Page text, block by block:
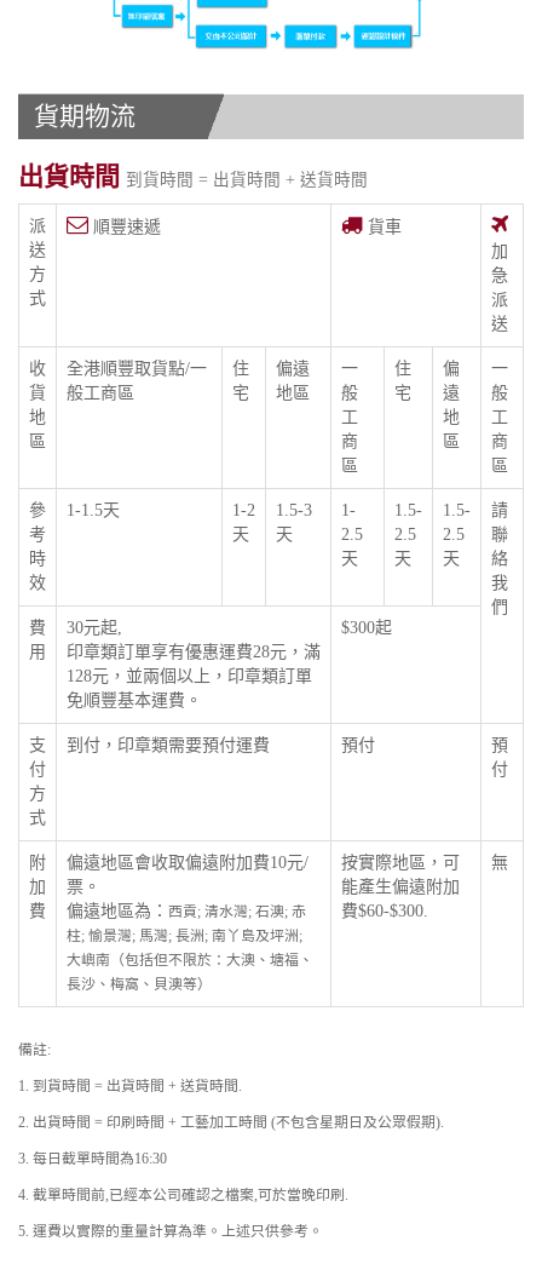
貨期物流
出貨時間 到貨時間 = 出貨時間 + 送貨時間
派
送
方
式
順豐速遞
貨車
加
急
派
送
收
貨
地
區
全港順豐取貨點/一
般工商區
住
宅
偏遠
地區
一
般
工
商
區
住
宅
偏
遠
地
區
一
般
工
商
區
參
考
時
效
1-1.5天
1-2
天
1.5-3
天
1-
2.5
天
1.5-
2.5
天
1.5-
2.5
天
請
聯
絡
我
們
費
用
30元起,
印章類訂單享有優惠運費28元，滿
128元，並兩個以上，印章類訂單
免順豐基本運費。
$300起
支
付
方
式
到付，印章類需要預付運費 預付
預
付
附
加
費
偏遠地區會收取偏遠附加費10元/
票。
偏遠地區為： 西貢; 清水灣; 石澳; 赤
柱; 愉景灣; 馬灣; 長洲; 南丫島及坪洲;
大嶼南（包括但不限於：大澳、塘福、
長沙、梅窩、貝澳等）
按實際地區，可
能產生偏遠附加
費$60-$300.
無
備註:
1. 到貨時間 = 出貨時間 + 送貨時間.
2. 出貨時間 = 印刷時間 + 工藝加工時間 (不包含星期日及公眾假期).
3. 每日截單時間為16:30
4. 截單時間前,已經本公司確認之檔案,可於當晚印刷.
5. 運費以實際的重量計算為準。上述只供參考。